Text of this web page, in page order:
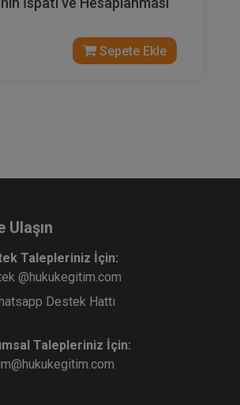
Sepete Ekle
Ulaşın
Talepleriniz İçin:
@hukukegitim.com
Destek Hattı
Talepleriniz İçin: